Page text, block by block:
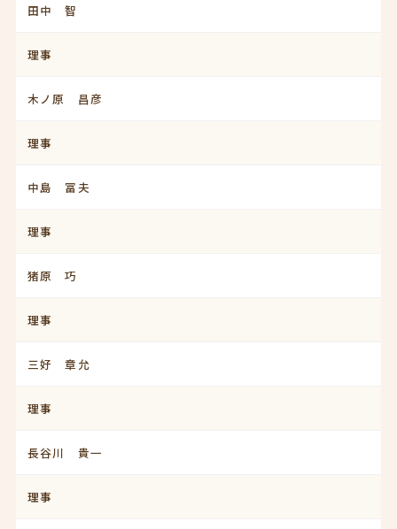
田中 智
理事
木ノ原 昌彦
理事
中島 冨夫
理事
猪原 巧
理事
三好 章允
理事
長谷川 貴一
理事